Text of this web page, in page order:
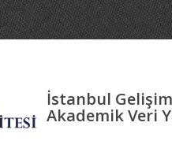
İstanbul
Akademik Veri